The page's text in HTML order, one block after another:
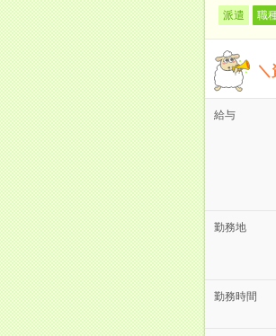
派遣 職
＼
給与
勤務地
勤務時間